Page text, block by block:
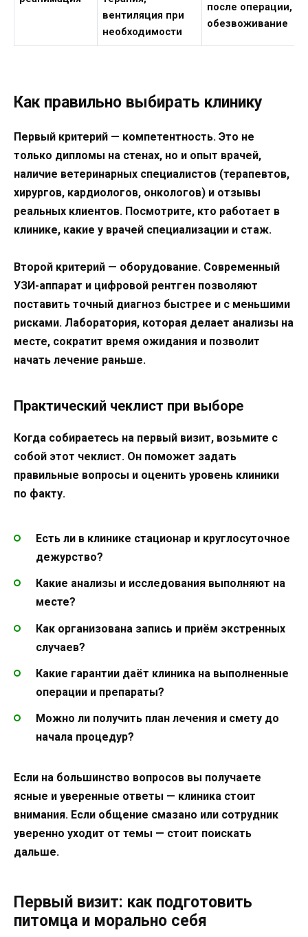
вентиляция при
необходимости
после операции,
обезвоживание
Как правильно выбирать клинику
Первый критерий — компетентность. Это не
только дипломы на стенах, но и опыт врачей,
наличие ветеринарных специалистов (терапевтов,
хирургов, кардиологов, онкологов) и отзывы
реальных клиентов. Посмотрите, кто работает в
клинике, какие у врачей специализации и стаж.
Второй критерий — оборудование. Современный
УЗИ-аппарат и цифровой рентген позволяют
поставить точный диагноз быстрее и с меньшими
рисками. Лаборатория, которая делает анализы на
месте, сократит время ожидания и позволит
начать лечение раньше.
Практический чеклист при выборе
Когда собираетесь на первый визит, возьмите с
собой этот чеклист. Он поможет задать
правильные вопросы и оценить уровень клиники
по факту.
Есть ли в клинике стационар и круглосуточное
дежурство?
Какие анализы и исследования выполняют на
месте?
Как организована запись и приём экстренных
случаев?
Какие гарантии даёт клиника на выполненные
операции и препараты?
Можно ли получить план лечения и смету до
начала процедур?
Если на большинство вопросов вы получаете
ясные и уверенные ответы — клиника стоит
внимания. Если общение смазано или сотрудник
уверенно уходит от темы — стоит поискать
дальше.
Первый визит: как подготовить
питомца и морально себя